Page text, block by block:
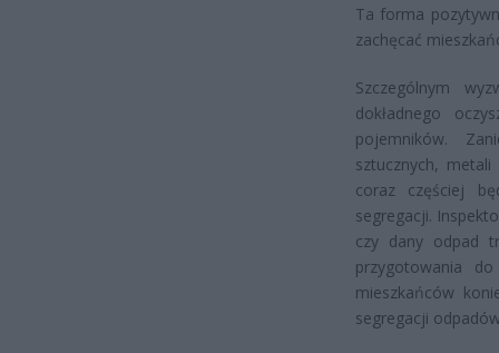
Ta forma
zachęcać
Szczególnym
dokładnego
pojemników.
sztucznych,
coraz częściej
segregacji.
czy dany odpad
przygotowania
mieszkańców
segregacji